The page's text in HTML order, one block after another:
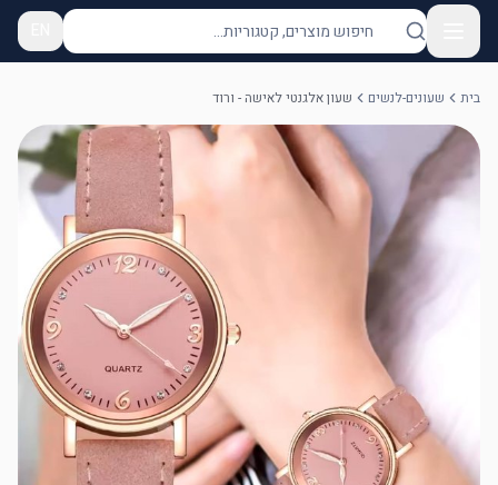
בית שעונים-לנשים שעון אלגנטי לאישה - ורוד